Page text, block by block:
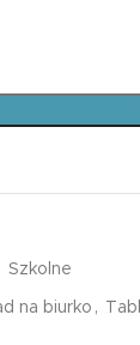
Dyplomy
Szkolne
na biurko ,